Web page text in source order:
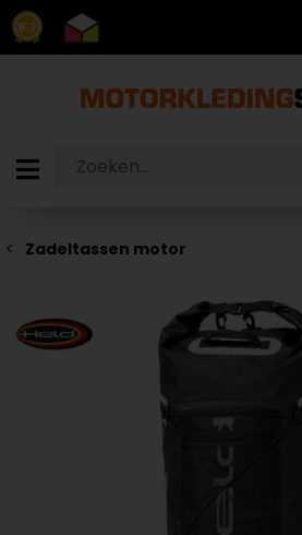
8.7
Zadeltassen motor